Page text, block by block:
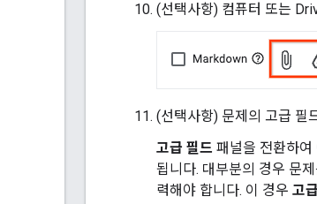
(선택사항) 컴퓨터 또는
(선택사항) 문제의 고급 필
고급 필드 패널을 전환하여
됩니다. 대부분의 경우 문
력해야 합니다. 이 경우 고